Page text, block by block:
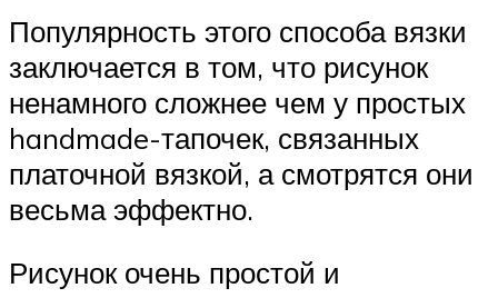
Популярность этого способа вязки
заключается в том, что рисунок
ненамного сложнее чем у простых
handmade-тапочек, связанных
платочной вязкой, а смотрятся они
весьма эффектно.
Рисунок очень простой и